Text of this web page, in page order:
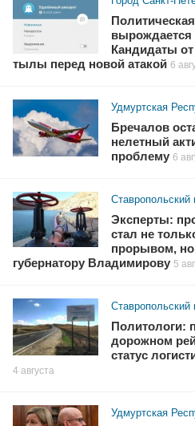
Кандидаты
тылы перед новой атакой 6
Удмуртская
Бречалов
нелетный
проблему 6
Ставропольский
Эксперты:
стал не
прорывом,
губернатору Владимирову 5
Ставропольский
Политологи:
дорожном
статус
4 августа
Удмуртская